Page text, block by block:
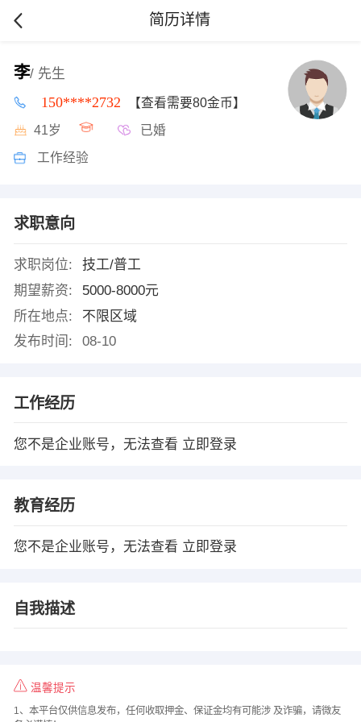
简历详情
李/ 先生
150****2732 【查看需要80金币】
41岁 已婚
工作经验
求职意向
求职岗位:
技工/普工
期望薪资:
5000-8000元
所在地点:
不限区域
发布时间:
08-10
工作经历
您不是企业账号，无法查看 立即登录
教育经历
您不是企业账号，无法查看 立即登录
自我描述
温馨提示
1、本平台仅供信息发布，任何收取押金、保证金均有可能涉 及诈骗，请微友